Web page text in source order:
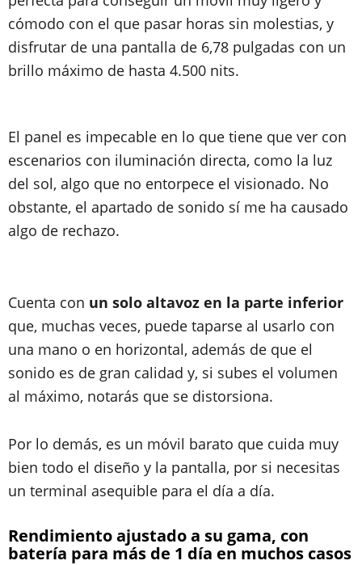
cómodo con el que pasar horas sin molestias, y
disfrutar de una pantalla de 6,78 pulgadas con un
brillo máximo de hasta 4.500 nits.
El panel es impecable en lo que tiene que ver con
escenarios con iluminación directa, como la luz
del sol, algo que no entorpece el visionado. No
obstante, el apartado de sonido sí me ha causado
algo de rechazo.
Cuenta con un solo altavoz en la parte inferior
que, muchas veces, puede taparse al usarlo con
una mano o en horizontal, además de que el
sonido es de gran calidad y, si subes el volumen
al máximo, notarás que se distorsiona.
Por lo demás, es un móvil barato que cuida muy
bien todo el diseño y la pantalla, por si necesitas
un terminal asequible para el día a día.
Rendimiento ajustado a su gama, con
batería para más de 1 día en muchos casos